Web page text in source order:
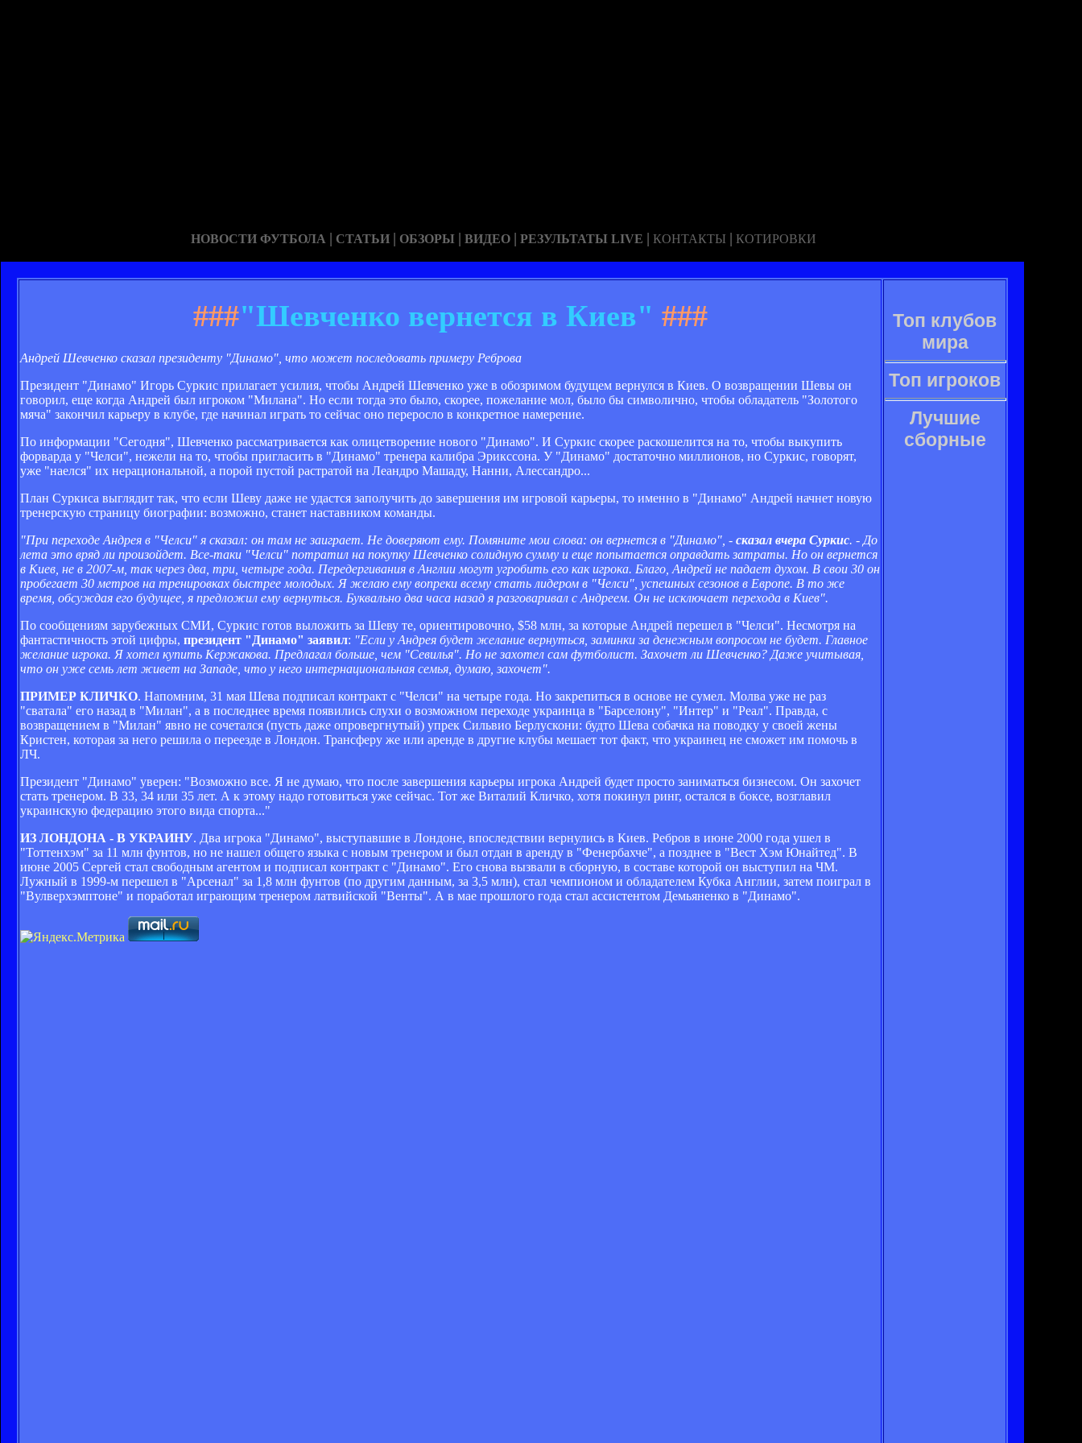
НОВОСТИ ФУТБОЛА | СТАТЬИ | ОБЗОРЫ | ВИДЕО | РЕЗУЛЬТАТЫ LIVE | КОНТАКТЫ | КОТИРОВКИ
###"Шевченко вернется в Киев" ###
Андрей Шевченко сказал президенту "Динамо", что может последовать примеру Реброва
Президент "Динамо" Игорь Суркис прилагает усилия, чтобы Андрей Шевченко уже в обозримом будущем вернулся в Киев. О возвращении Шевы он
говорил, еще когда Андрей был игроком "Милана". Но если тогда это было, скорее, пожелание мол, было бы символично, чтобы обладатель "Золотого
мяча" закончил карьеру в клубе, где начинал играть то сейчас оно переросло в конкретное намерение.
По информации "Сегодня", Шевченко рассматривается как олицетворение нового "Динамо". И Суркис скорее раскошелится на то, чтобы выкупить
форварда у "Челси", нежели на то, чтобы пригласить в "Динамо" тренера калибра Эрикссона. У "Динамо" достаточно миллионов, но Суркис, говорят,
уже "наелся" их нерациональной, а порой пустой растратой на Леандро Машаду, Нанни, Алессандро...
План Суркиса выглядит так, что если Шеву даже не удастся заполучить до завершения им игровой карьеры, то именно в "Динамо" Андрей начнет новую
тренерскую страницу биографии: возможно, станет наставником команды.
"При переходе Андрея в "Челси" я сказал: он там не заиграет. Не доверяют ему. Помяните мои слова: он вернется в "Динамо", - сказал вчера Суркис. - До
лета это вряд ли произойдет. Все-таки "Челси" потратил на покупку Шевченко солидную сумму и еще попытается оправдать затраты. Но он вернется
в Киев, не в 2007-м, так через два, три, четыре года. Передергивания в Англии могут угробить его как игрока. Благо, Андрей не падает духом. В свои 30 он
пробегает 30 метров на тренировках быстрее молодых. Я желаю ему вопреки всему стать лидером в "Челси", успешных сезонов в Европе. В то же
время, обсуждая его будущее, я предложил ему вернуться. Буквально два часа назад я разговаривал с Андреем. Он не исключает перехода в Киев".
По сообщениям зарубежных СМИ, Суркис готов выложить за Шеву те, ориентировочно, $58 млн, за которые Андрей перешел в "Челси". Несмотря на
фантастичность этой цифры, президент "Динамо" заявил: "Если у Андрея будет желание вернуться, заминки за денежным вопросом не будет. Главное
желание игрока. Я хотел купить Кержакова. Предлагал больше, чем "Севилья". Но не захотел сам футболист. Захочет ли Шевченко? Даже учитывая,
что он уже семь лет живет на Западе, что у него интернациональная семья, думаю, захочет".
ПРИМЕР КЛИЧКО. Напомним, 31 мая Шева подписал контракт с "Челси" на четыре года. Но закрепиться в основе не сумел. Молва уже не раз
"сватала" его назад в "Милан", а в последнее время появились слухи о возможном переходе украинца в "Барселону", "Интер" и "Реал". Правда, с
возвращением в "Милан" явно не сочетался (пусть даже опровергнутый) упрек Сильвио Берлускони: будто Шева собачка на поводку у своей жены
Кристен, которая за него решила о переезде в Лондон. Трансферу же или аренде в другие клубы мешает тот факт, что украинец не сможет им помочь в
ЛЧ.
Президент "Динамо" уверен: "Возможно все. Я не думаю, что после завершения карьеры игрока Андрей будет просто заниматься бизнесом. Он захочет
стать тренером. В 33, 34 или 35 лет. А к этому надо готовиться уже сейчас. Тот же Виталий Кличко, хотя покинул ринг, остался в боксе, возглавил
украинскую федерацию этого вида спорта..."
ИЗ ЛОНДОНА - В УКРАИНУ. Два игрока "Динамо", выступавшие в Лондоне, впоследствии вернулись в Киев. Ребров в июне 2000 года ушел в
"Тоттенхэм" за 11 млн фунтов, но не нашел общего языка с новым тренером и был отдан в аренду в "Фенербахче", а позднее в "Вест Хэм Юнайтед". В
июне 2005 Сергей стал свободным агентом и подписал контракт с "Динамо". Его снова вызвали в сборную, в составе которой он выступил на ЧМ.
Лужный в 1999-м перешел в "Арсенал" за 1,8 млн фунтов (по другим данным, за 3,5 млн), стал чемпионом и обладателем Кубка Англии, затем поиграл в
"Вулверхэмптоне" и поработал играющим тренером латвийской "Венты". А в мае прошлого года стал ассистентом Демьяненко в "Динамо".
Топ клубов
мира
Топ игроков
Лучшие
сборные